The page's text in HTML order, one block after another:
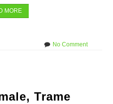
MORE
No Commenton
Trame